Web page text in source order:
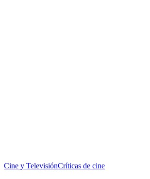
Cine y TelevisiónCríticas de cine